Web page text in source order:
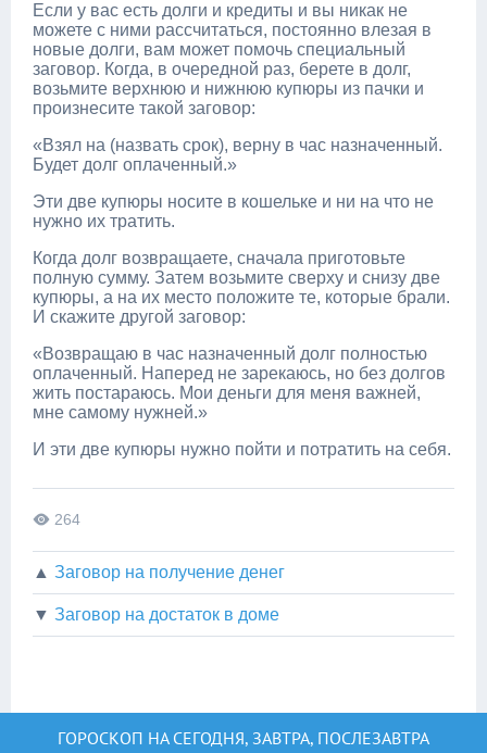
Если у вас есть долги и кредиты и вы никак не
можете с ними рассчитаться, постоянно влезая в
новые долги, вам может помочь специальный
заговор. Когда, в очередной раз, берете в долг,
возьмите верхнюю и нижнюю купюры из пачки и
произнесите такой заговор:
«Взял на (назвать срок), верну в час назначенный.
Будет долг оплаченный.»
Эти две купюры носите в кошельке и ни на что не
нужно их тратить.
Когда долг возвращаете, сначала приготовьте
полную сумму. Затем возьмите сверху и снизу две
купюры, а на их место положите те, которые брали.
И скажите другой заговор:
«Возвращаю в час назначенный долг полностью
оплаченный. Наперед не зарекаюсь, но без долгов
жить постараюсь. Мои деньги для меня важней,
мне самому нужней.»
И эти две купюры нужно пойти и потратить на себя.
264
▲ Заговор на получение денег
▼ Заговор на достаток в доме
ГОРОСКОП НА СЕГОДНЯ, ЗАВТРА, ПОСЛЕЗАВТРА